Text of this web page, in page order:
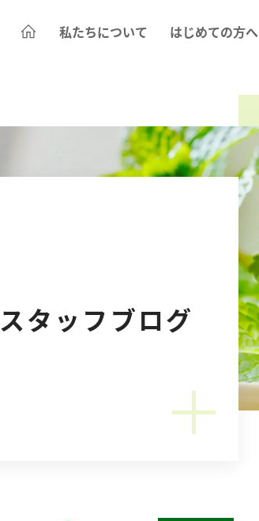
私たちについて はじめての方へ
スタッフブログ